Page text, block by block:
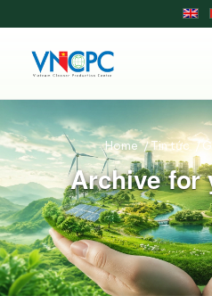
Archive for
Home /Tin tức /